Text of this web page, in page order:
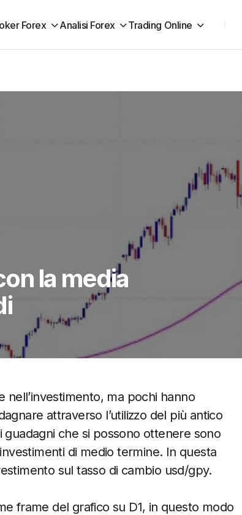
Forex Analisi Forex Trading Online
la media
nell’investimento, ma pochi hanno
attraverso l’utilizzo del più antico
guadagni che si possono ottenere sono
di medio termine. In questa
sul tasso di cambio usd/gpy.
frame del grafico su D1, in questo modo